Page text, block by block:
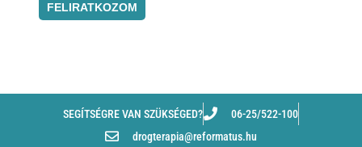
FELIRATKOZOM
SEGÍTSÉGRE VAN SZÜKSÉGED?
06-25/522-100
drogterapia@reformatus.hu